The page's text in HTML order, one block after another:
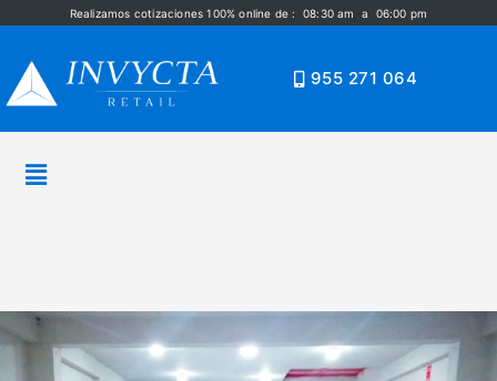
Realizamos cotizaciones 100% online de : 08:30 am a 06:00 pm
955 271 064